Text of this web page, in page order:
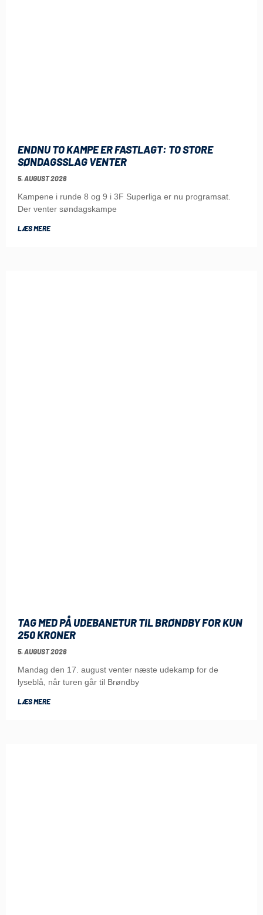
ENDNU TO KAMPE ER FASTLAGT: TO STORE
SØNDAGSSLAG VENTER
5. AUGUST 2026
Kampene i runde 8 og 9 i 3F Superliga er nu programsat.
Der venter søndagskampe
LÆS MERE
TAG MED PÅ UDEBANETUR TIL BRØNDBY FOR KUN
250 KRONER
5. AUGUST 2026
Mandag den 17. august venter næste udekamp for de
lyseblå, når turen går til Brøndby
LÆS MERE